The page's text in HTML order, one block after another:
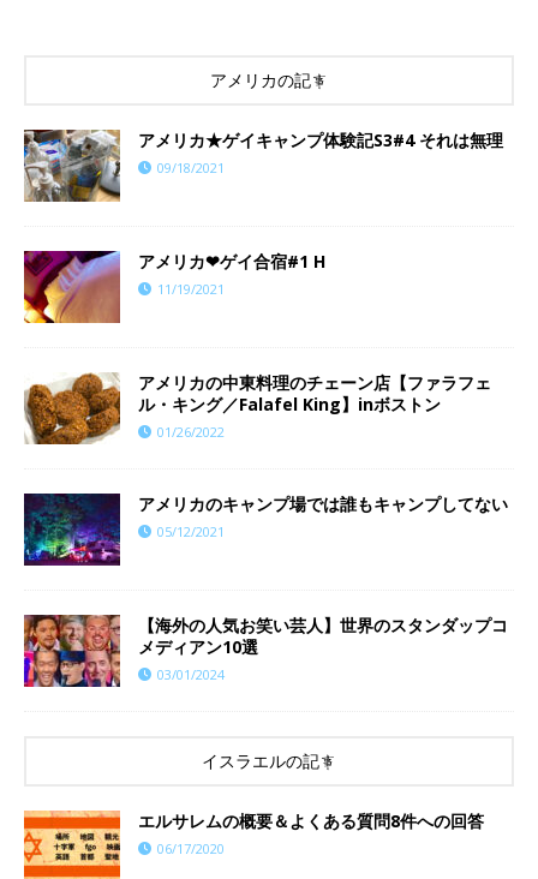
アメリカの記事
アメリカ★ゲイキャンプ体験記S3#4 それは無理
09/18/2021
アメリカ❤︎ゲイ合宿#1 H
11/19/2021
アメリカの中東料理のチェーン店【ファラフェ
ル・キング／Falafel King】inボストン
01/26/2022
アメリカのキャンプ場では誰もキャンプしてない
05/12/2021
【海外の人気お笑い芸人】世界のスタンダップコ
メディアン10選
03/01/2024
イスラエルの記事
エルサレムの概要＆よくある質問8件への回答
06/17/2020